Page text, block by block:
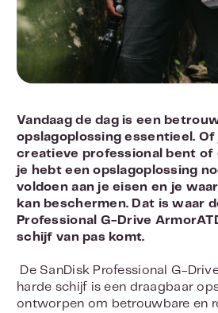
Vandaag de dag is een
opslagoplossing essentieel. Of
creatieve professional bent of
je hebt een opslagoplossing
voldoen aan je eisen en je
kan beschermen. Dat is waar
Professional G-Drive
schijf van pas komt.
De SanDisk Professional G-
harde schijf is een draagbaar
ontworpen om betrouwbare en